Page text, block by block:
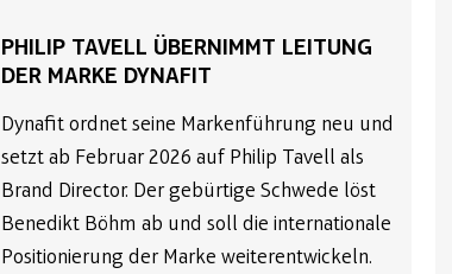
PHILIP TAVELL ÜBERNIMMT LEITUNG
DER MARKE DYNAFIT
Dynafit ordnet seine Markenführung neu und
setzt ab Februar 2026 auf Philip Tavell als
Brand Director. Der gebürtige Schwede löst
Benedikt Böhm ab und soll die internationale
Positionierung der Marke weiterentwickeln.